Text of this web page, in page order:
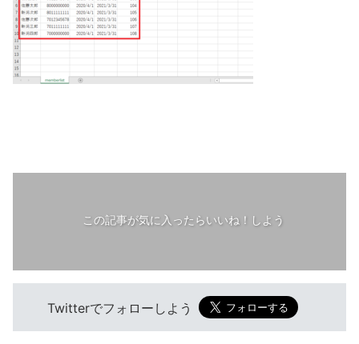
この記事が気に入ったらいいね！しよう
Twitterでフォローしよう